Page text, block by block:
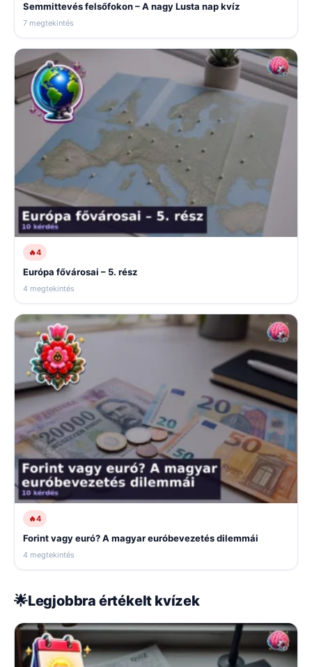
Semmittevés felsőfokon – A nagy Lusta nap kvíz
7 megtekintés
🔥4
Európa fővárosai – 5. rész
4 megtekintés
🔥4
Forint vagy euró? A magyar euróbevezetés dilemmái
4 megtekintés
🌟Legjobbra értékelt kvízek